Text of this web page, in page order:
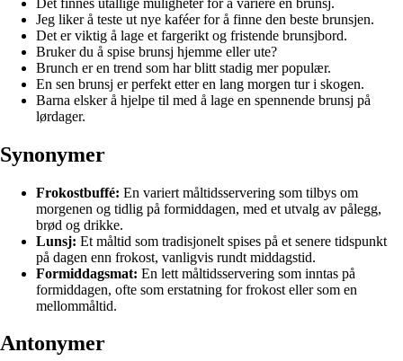
Jeg liker å teste ut nye kaféer for å finne den beste brunsjen.
Det er viktig å lage et fargerikt og fristende brunsjbord.
Bruker du å spise brunsj hjemme eller ute?
Brunch er en trend som har blitt stadig mer populær.
En sen brunsj er perfekt etter en lang morgen tur i skogen.
Barna elsker å hjelpe til med å lage en spennende brunsj på
lørdager.
Synonymer
Frokostbuffé: En variert måltidsservering som tilbys om
morgenen og tidlig på formiddagen, med et utvalg av pålegg,
brød og drikke.
Lunsj: Et måltid som tradisjonelt spises på et senere tidspunkt
på dagen enn frokost, vanligvis rundt middagstid.
Formiddagsmat: En lett måltidsservering som inntas på
formiddagen, ofte som erstatning for frokost eller som en
mellommåltid.
Antonymer